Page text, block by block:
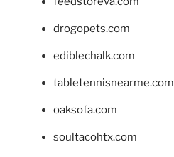
drogopets.com
ediblechalk.com
tabletennisnearme.com
oaksofa.com
soultacohtx.com